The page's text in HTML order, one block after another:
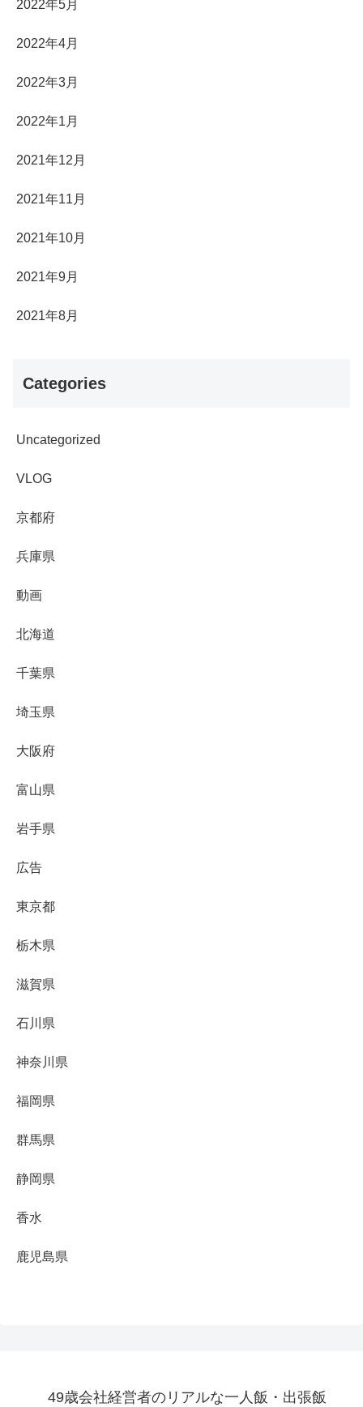
2022年5月
2022年4月
2022年3月
2022年1月
2021年12月
2021年11月
2021年10月
2021年9月
2021年8月
Categories
Uncategorized
VLOG
京都府
兵庫県
動画
北海道
千葉県
埼玉県
大阪府
富山県
岩手県
広告
東京都
栃木県
滋賀県
石川県
神奈川県
福岡県
群馬県
静岡県
香水
鹿児島県
49歳会社経営者のリアルな一人飯・出張飯